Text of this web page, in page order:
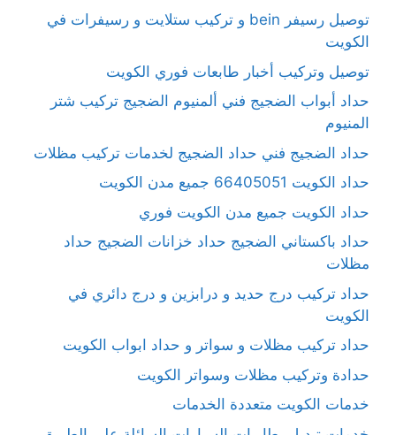
توصيل رسيفر bein و تركيب ستلايت و رسيفرات في
الكويت
توصيل وتركيب أخبار طابعات فوري الكويت
حداد أبواب الضجيج فني ألمنيوم الضجيج تركيب شتر
المنيوم
حداد الضجيج فني حداد الضجيج لخدمات تركيب مظلات
حداد الكويت 66405051 جميع مدن الكويت
حداد الكويت جميع مدن الكويت فوري
حداد باكستاني الضجيج حداد خزانات الضجيج حداد
مظلات
حداد تركيب درج حديد و درابزين و درج دائري في
الكويت
حداد تركيب مظلات و سواتر و حداد ابواب الكويت
حدادة وتركيب مظلات وسواتر الكويت
خدمات الكويت متعددة الخدمات